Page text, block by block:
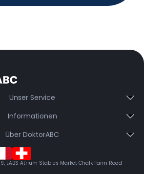
Unser Service
Informationen
Über DoktorABC
LABS Atrium Stables Market Chalk Farm Road